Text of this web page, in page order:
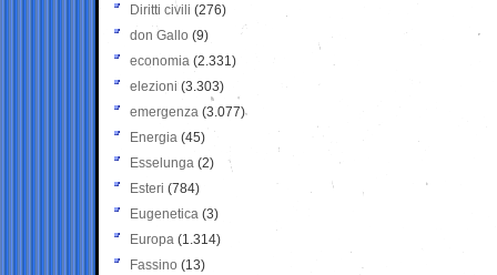
Diritti civili (276)
don Gallo (9)
economia (2.331)
elezioni (3.303)
emergenza (3.077)
Energia (45)
Esselunga (2)
Esteri (784)
Eugenetica (3)
Europa (1.314)
Fassino (13)